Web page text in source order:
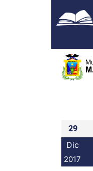
29
Dic
2017